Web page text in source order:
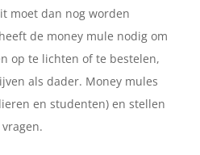
moet dan nog worden
de money mule nodig om
op te lichten of te bestelen,
als dader. Money mules
en studenten) en stellen